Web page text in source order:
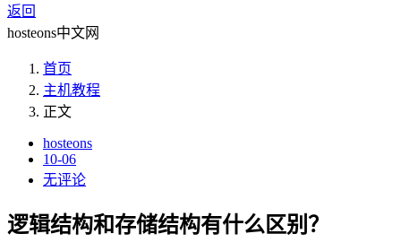
返回
hosteons中文网
首页
主机教程
正文
hosteons
10-06
无评论
逻辑结构和存储结构有什么区别？